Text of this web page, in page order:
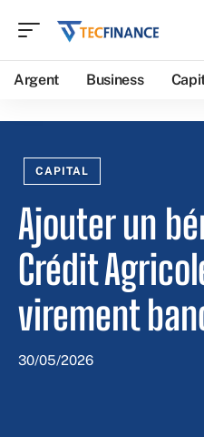
Argent Business
CAPITAL
Ajouter un
Crédit
virement
30/05/2026